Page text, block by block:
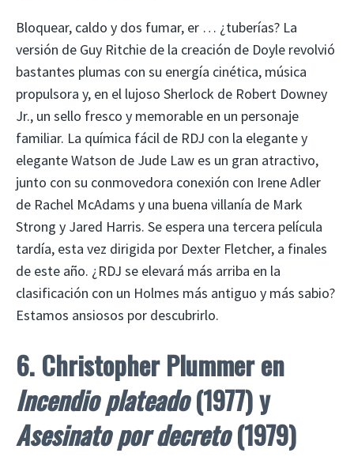
Bloquear, caldo y dos fumar, er … ¿tuberías? La
versión de Guy Ritchie de la creación de Doyle revolvió
bastantes plumas con su energía cinética, música
propulsora y, en el lujoso Sherlock de Robert Downey
Jr., un sello fresco y memorable en un personaje
familiar. La química fácil de RDJ con la elegante y
elegante Watson de Jude Law es un gran atractivo,
junto con su conmovedora conexión con Irene Adler
de Rachel McAdams y una buena villanía de Mark
Strong y Jared Harris. Se espera una tercera película
tardía, esta vez dirigida por Dexter Fletcher, a finales
de este año. ¿RDJ se elevará más arriba en la
clasificación con un Holmes más antiguo y más sabio?
Estamos ansiosos por descubrirlo.
6. Christopher Plummer en
Incendio plateado(1977) y
Asesinato por decreto(1979)